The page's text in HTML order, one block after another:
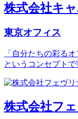
株式会社キ
東京オフィス
「自分たちの彩るオ
というコンセプト
株式会社フ